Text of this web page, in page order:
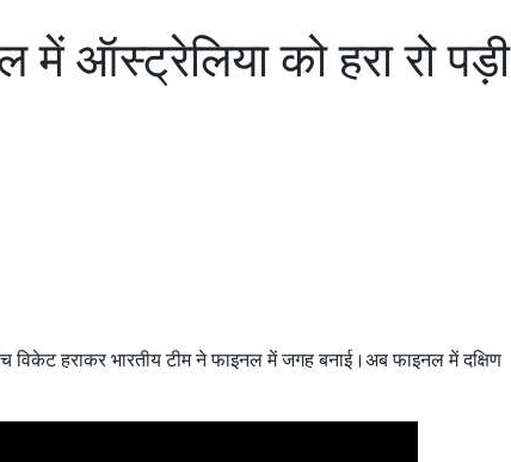
ऑस्ट्रेलिया को हरा रो पड़ी
विकेट हराकर भारतीय टीम ने फाइनल में जगह बनाई।अब फाइनल में दक्षिण